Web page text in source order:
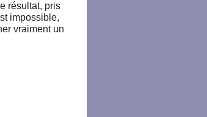
résultat, pris
impossible,
vraiment un